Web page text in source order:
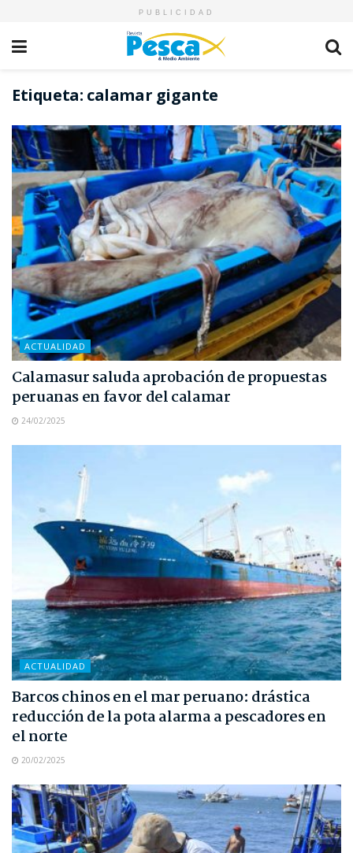
PUBLICIDAD
Etiqueta: calamar gigante
ACTUALIDAD
Calamasur saluda aprobación de propuestas
peruanas en favor del calamar
24/02/2025
ACTUALIDAD
Barcos chinos en el mar peruano: drástica
reducción de la pota alarma a pescadores en
el norte
20/02/2025